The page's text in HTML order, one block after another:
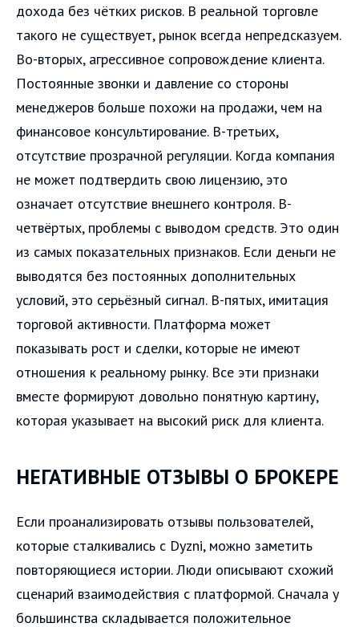
дохода без чётких рисков. В реальной торговле
такого не существует, рынок всегда непредсказуем.
Во-вторых, агрессивное сопровождение клиента.
Постоянные звонки и давление со стороны
менеджеров больше похожи на продажи, чем на
финансовое консультирование. В-третьих,
отсутствие прозрачной регуляции. Когда компания
не может подтвердить свою лицензию, это
означает отсутствие внешнего контроля. В-
четвёртых, проблемы с выводом средств. Это один
из самых показательных признаков. Если деньги не
выводятся без постоянных дополнительных
условий, это серьёзный сигнал. В-пятых, имитация
торговой активности. Платформа может
показывать рост и сделки, которые не имеют
отношения к реальному рынку. Все эти признаки
вместе формируют довольно понятную картину,
которая указывает на высокий риск для клиента.
НЕГАТИВНЫЕ ОТЗЫВЫ О БРОКЕРЕ
Если проанализировать отзывы пользователей,
которые сталкивались с Dyzni, можно заметить
повторяющиеся истории. Люди описывают схожий
сценарий взаимодействия с платформой. Сначала у
большинства складывается положительное